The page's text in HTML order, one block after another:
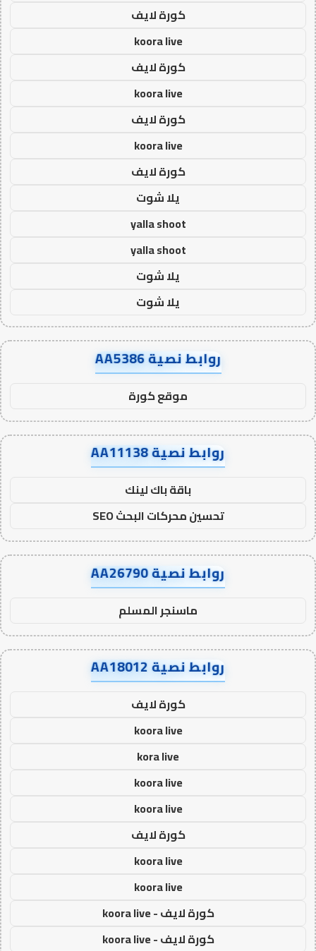
كورة لايف
koora live
كورة لايف
koora live
كورة لايف
koora live
كورة لايف
يلا شوت
yalla shoot
yalla shoot
يلا شوت
يلا شوت
روابط نصية AA5386
موقع كورة
روابط نصية AA11138
باقة باك لينك
تحسين محركات البحث SEO
روابط نصية AA26790
ماسنجر المسلم
روابط نصية AA18012
كورة لايف
koora live
kora live
koora live
koora live
كورة لايف
koora live
koora live
كورة لايف - koora live
كورة لايف - koora live